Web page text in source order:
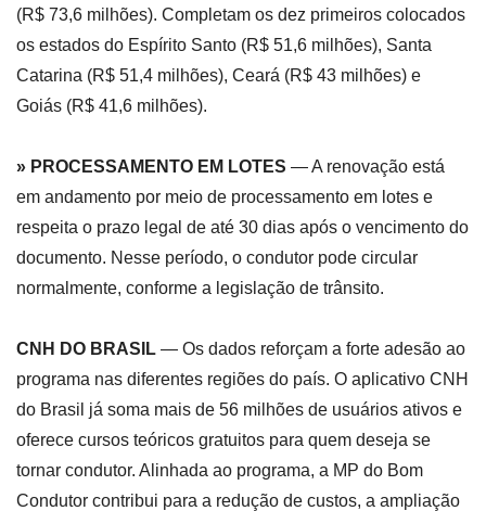
(R$ 73,6 milhões). Completam os dez primeiros colocados
os estados do Espírito Santo (R$ 51,6 milhões), Santa
Catarina (R$ 51,4 milhões), Ceará (R$ 43 milhões) e
Goiás (R$ 41,6 milhões).
» PROCESSAMENTO EM LOTES — A renovação está
em andamento por meio de processamento em lotes e
respeita o prazo legal de até 30 dias após o vencimento do
documento. Nesse período, o condutor pode circular
normalmente, conforme a legislação de trânsito.
CNH DO BRASIL — Os dados reforçam a forte adesão ao
programa nas diferentes regiões do país. O aplicativo CNH
do Brasil já soma mais de 56 milhões de usuários ativos e
oferece cursos teóricos gratuitos para quem deseja se
tornar condutor. Alinhada ao programa, a MP do Bom
Condutor contribui para a redução de custos, a ampliação